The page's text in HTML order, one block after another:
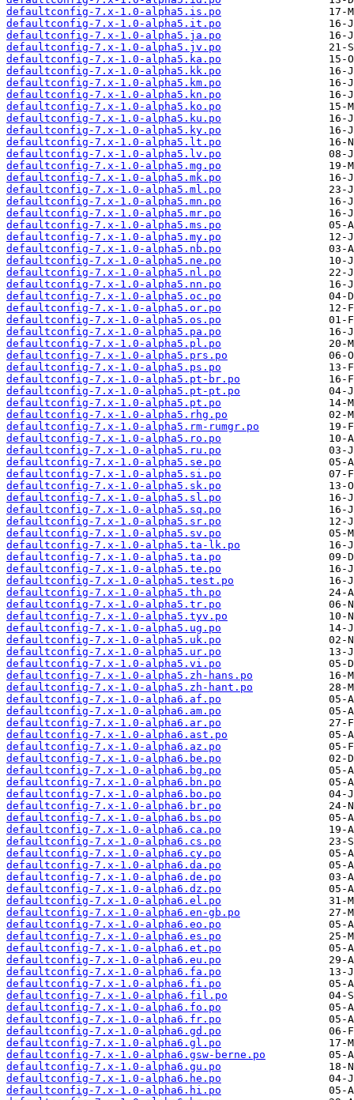
defaultconfig-7.x-1.0-alpha5.is.po
defaultconfig-7.x-1.0-alpha5.it.po
defaultconfig-7.x-1.0-alpha5.ja.po
defaultconfig-7.x-1.0-alpha5.jv.po
defaultconfig-7.x-1.0-alpha5.ka.po
defaultconfig-7.x-1.0-alpha5.kk.po
defaultconfig-7.x-1.0-alpha5.km.po
defaultconfig-7.x-1.0-alpha5.kn.po
defaultconfig-7.x-1.0-alpha5.ko.po
defaultconfig-7.x-1.0-alpha5.ku.po
defaultconfig-7.x-1.0-alpha5.ky.po
defaultconfig-7.x-1.0-alpha5.lt.po
defaultconfig-7.x-1.0-alpha5.lv.po
defaultconfig-7.x-1.0-alpha5.mg.po
defaultconfig-7.x-1.0-alpha5.mk.po
defaultconfig-7.x-1.0-alpha5.ml.po
defaultconfig-7.x-1.0-alpha5.mn.po
defaultconfig-7.x-1.0-alpha5.mr.po
defaultconfig-7.x-1.0-alpha5.ms.po
defaultconfig-7.x-1.0-alpha5.my.po
defaultconfig-7.x-1.0-alpha5.nb.po
defaultconfig-7.x-1.0-alpha5.ne.po
defaultconfig-7.x-1.0-alpha5.nl.po
defaultconfig-7.x-1.0-alpha5.nn.po
defaultconfig-7.x-1.0-alpha5.oc.po
defaultconfig-7.x-1.0-alpha5.or.po
defaultconfig-7.x-1.0-alpha5.os.po
defaultconfig-7.x-1.0-alpha5.pa.po
defaultconfig-7.x-1.0-alpha5.pl.po
defaultconfig-7.x-1.0-alpha5.prs.po
defaultconfig-7.x-1.0-alpha5.ps.po
defaultconfig-7.x-1.0-alpha5.pt-br.po
defaultconfig-7.x-1.0-alpha5.pt-pt.po
defaultconfig-7.x-1.0-alpha5.pt.po
defaultconfig-7.x-1.0-alpha5.rhg.po
defaultconfig-7.x-1.0-alpha5.rm-rumgr.po
defaultconfig-7.x-1.0-alpha5.ro.po
defaultconfig-7.x-1.0-alpha5.ru.po
defaultconfig-7.x-1.0-alpha5.se.po
defaultconfig-7.x-1.0-alpha5.si.po
defaultconfig-7.x-1.0-alpha5.sk.po
defaultconfig-7.x-1.0-alpha5.sl.po
defaultconfig-7.x-1.0-alpha5.sq.po
defaultconfig-7.x-1.0-alpha5.sr.po
defaultconfig-7.x-1.0-alpha5.sv.po
defaultconfig-7.x-1.0-alpha5.ta-lk.po
defaultconfig-7.x-1.0-alpha5.ta.po
defaultconfig-7.x-1.0-alpha5.te.po
defaultconfig-7.x-1.0-alpha5.test.po
defaultconfig-7.x-1.0-alpha5.th.po
defaultconfig-7.x-1.0-alpha5.tr.po
defaultconfig-7.x-1.0-alpha5.tyv.po
defaultconfig-7.x-1.0-alpha5.ug.po
defaultconfig-7.x-1.0-alpha5.uk.po
defaultconfig-7.x-1.0-alpha5.ur.po
defaultconfig-7.x-1.0-alpha5.vi.po
defaultconfig-7.x-1.0-alpha5.zh-hans.po
defaultconfig-7.x-1.0-alpha5.zh-hant.po
defaultconfig-7.x-1.0-alpha6.af.po
defaultconfig-7.x-1.0-alpha6.am.po
defaultconfig-7.x-1.0-alpha6.ar.po
defaultconfig-7.x-1.0-alpha6.ast.po
defaultconfig-7.x-1.0-alpha6.az.po
defaultconfig-7.x-1.0-alpha6.be.po
defaultconfig-7.x-1.0-alpha6.bg.po
defaultconfig-7.x-1.0-alpha6.bn.po
defaultconfig-7.x-1.0-alpha6.bo.po
defaultconfig-7.x-1.0-alpha6.br.po
defaultconfig-7.x-1.0-alpha6.bs.po
defaultconfig-7.x-1.0-alpha6.ca.po
defaultconfig-7.x-1.0-alpha6.cs.po
defaultconfig-7.x-1.0-alpha6.cy.po
defaultconfig-7.x-1.0-alpha6.da.po
defaultconfig-7.x-1.0-alpha6.de.po
defaultconfig-7.x-1.0-alpha6.dz.po
defaultconfig-7.x-1.0-alpha6.el.po
defaultconfig-7.x-1.0-alpha6.en-gb.po
defaultconfig-7.x-1.0-alpha6.eo.po
defaultconfig-7.x-1.0-alpha6.es.po
defaultconfig-7.x-1.0-alpha6.et.po
defaultconfig-7.x-1.0-alpha6.eu.po
defaultconfig-7.x-1.0-alpha6.fa.po
defaultconfig-7.x-1.0-alpha6.fi.po
defaultconfig-7.x-1.0-alpha6.fil.po
defaultconfig-7.x-1.0-alpha6.fo.po
defaultconfig-7.x-1.0-alpha6.fr.po
defaultconfig-7.x-1.0-alpha6.gd.po
defaultconfig-7.x-1.0-alpha6.gl.po
defaultconfig-7.x-1.0-alpha6.gsw-berne.po
defaultconfig-7.x-1.0-alpha6.gu.po
defaultconfig-7.x-1.0-alpha6.he.po
defaultconfig-7.x-1.0-alpha6.hi.po